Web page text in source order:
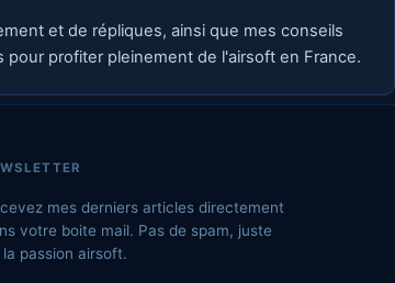
et de répliques, ainsi que mes conseils
profiter pleinement de l'airsoft en France.
mes derniers articles directement
votre boite mail. Pas de spam, juste
la passion airsoft.